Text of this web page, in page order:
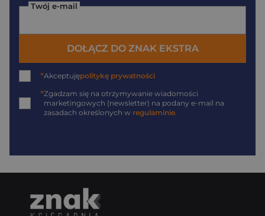
Twój e-mail
DOŁĄCZ DO ZNAK EKSTRA
*Akceptujępolitykę prywatności
*Zgadzam się na otrzymywanie wiadomości
marketingowych (newsletter) na podany e-mail na
zasadach określonych w regulaminie.